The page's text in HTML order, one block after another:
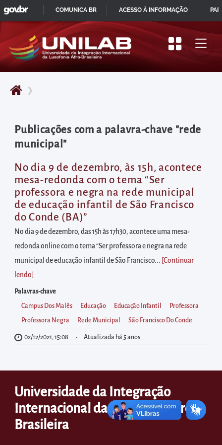
Pular
para
início
do
principal
Acessar
diretamente
o
menu
principal
Acessar
diretamente
à
área
para
realizar
buscas
internas
Acessar
diretamente
no
rodapé
❯
Publicações com a palavra-chave "rede
municipal"
No dia 9 de dezembro, às 15h, acontece
mesa-redonda com o tema “Ser
professora e negra na rede municipal
de educação infantil de São Francisco
do Conde (BA)”
No dia 9 de dezembro, das 15h às 17h30, acontece uma mesa-
redonda online com o tema “Ser professora e negra na rede
municipal de educação infantil de São Francisco... [Continuar
lendo
Palavras-chave
Campus Dos Malês Educação Educação Infantil Professora
Professora Negra Rede Municipal São Francisco Do Conde
02/12/2021, 15:08 Atualizada há 5 anos
Universidade da Integração
Internacional da Lusofonia Afro-
Brasileira
IR
PARA
CONTEÚDO
GOVBR
COMUNICA BR ACESSO À INFORMAÇÃO